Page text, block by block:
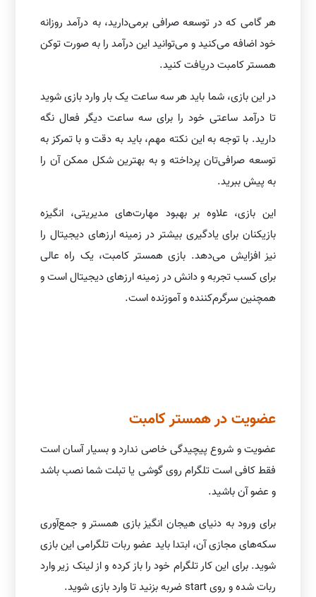
هر گامی که در توسعه صرافی برمی‌دارید، به درآمد روزانه
خود اضافه می‌کنید و می‌توانید این درآمد را به صورت توکن
همستر کامبت دریافت کنید.
در این بازی، شما باید هر سه ساعت یک بار وارد بازی شوید
تا درآمد ساعتی خود را برای سه ساعت دیگر فعال نگه
دارید. با توجه به این نکته مهم، باید به دقت و با تمرکز به
توسعه صرافی‌تان پرداخته و به بهترین شکل ممکن آن را
به پیش ببرید.
این بازی، علاوه بر بهبود مهارت‌های مدیریتی، انگیزه
بازیکنان برای یادگیری بیشتر در زمینه ارزهای دیجیتال را
نیز افزایش می‌دهد. بازی همستر کامبت، یک راه عالی
برای کسب تجربه و دانش در زمینه ارزهای دیجیتال است و
همچنین سرگرم‌کننده و آموزنده است.
عضویت در همستر کامبت
عضویت و شروع پیچیدگی خاصی ندارد و بسیار آسان است
فقط کافی است تلگرام روی گوشی یا تبلت شما نصب باشد
و عضو آن باشید.
برای ورود به دنیای هیجان انگیز بازی همستر و جمع‌آوری
سکه‌های مجازی آن، ابتدا باید عضو ربات تلگرامی این بازی
شوید. برای این کار تلگرام خود را باز کرده و از لینک زیر وارد
ربات شده و روی start ضربه بزنید تا وارد بازی شوید.